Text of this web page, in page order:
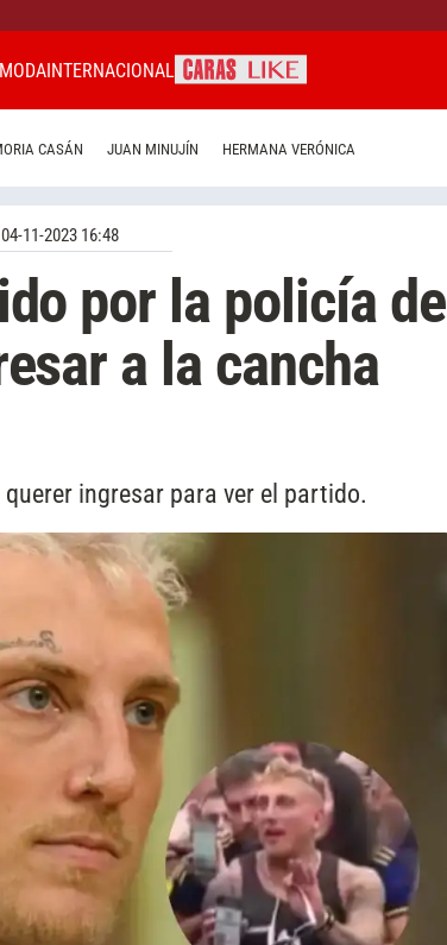
MODAINTERNACIONAL
CASÁN JUAN MINUJÍN HERMANA VERÓNICA
04-11-2023 16:48
por la policía de
a la cancha
ingresar para ver el partido.